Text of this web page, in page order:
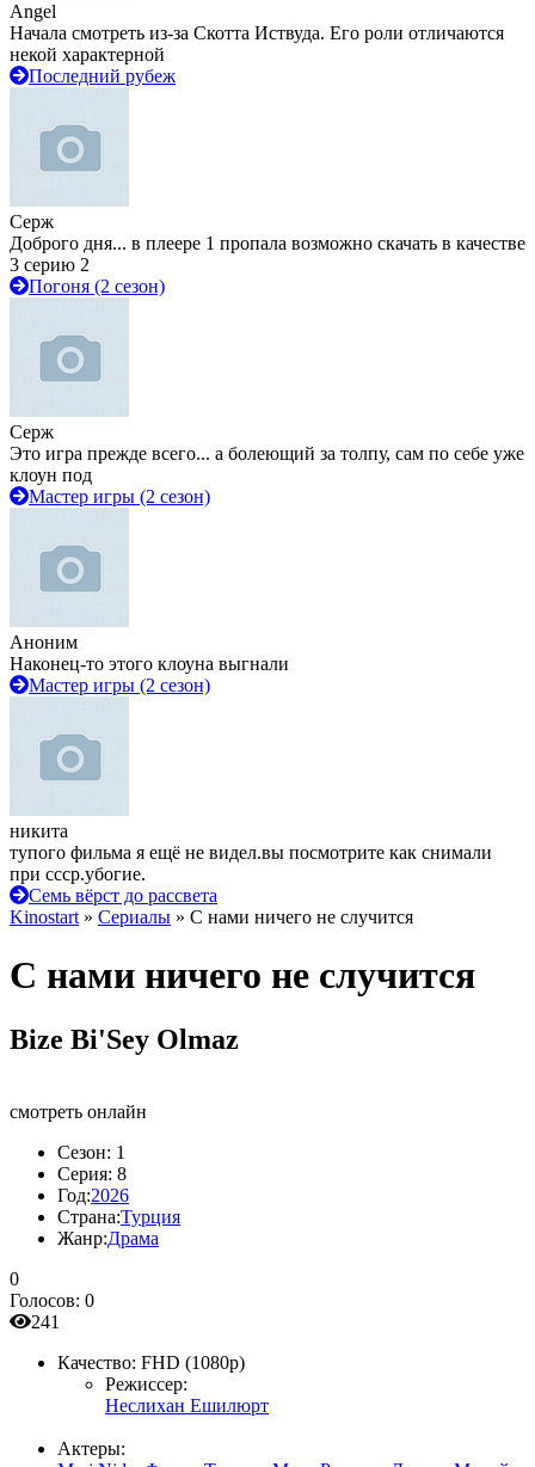
Angel
Начала смотреть из-за Скотта Иствуда. Его роли отличаются
некой характерной
Последний рубеж
Серж
Доброго дня... в плеере 1 пропала возможно скачать в качестве
3 серию 2
Погоня (2 сезон)
Серж
Это игра прежде всего... а болеющий за толпу, сам по себе уже
клоун под
Мастер игры (2 сезон)
Аноним
Наконец-то этого клоуна выгнали
Мастер игры (2 сезон)
никита
тупого фильма я ещё не видел.вы посмотрите как снимали
при ссср.убогие.
Семь вёрст до рассвета
Kinostart » Сериалы » С нами ничего не случится
С нами ничего не случится
Bize Bi'Sey Olmaz
смотреть онлайн
Сезон: 1
Серия: 8
Год:2026
Страна:Турция
Жанр:Драма
0
Голосов: 0
241
Качество: FHD (1080p)
Режиссер:
Неслихан Ешилюрт
Актеры: